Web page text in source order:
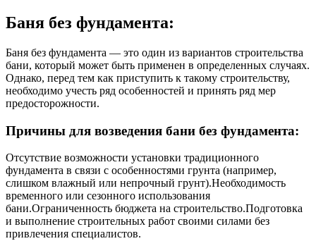
Баня без фундамента:
Баня без фундамента — это один из вариантов строительства
бани, который может быть применен в определенных случаях.
Однако, перед тем как приступить к такому строительству,
необходимо учесть ряд особенностей и принять ряд мер
предосторожности.
Причины для возведения бани без фундамента:
Отсутствие возможности установки традиционного
фундамента в связи с особенностями грунта (например,
слишком влажный или непрочный грунт).Необходимость
временного или сезонного использования
бани.Ограниченность бюджета на строительство.Подготовка
и выполнение строительных работ своими силами без
привлечения специалистов.